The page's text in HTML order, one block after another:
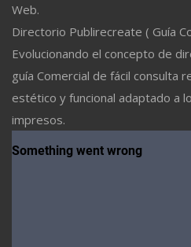
Web.
Directorio Publirecreate ( Guía
Evolucionando el concepto de
guía Comercial de fácil consulta
estético y funcional adaptado a
impresos.